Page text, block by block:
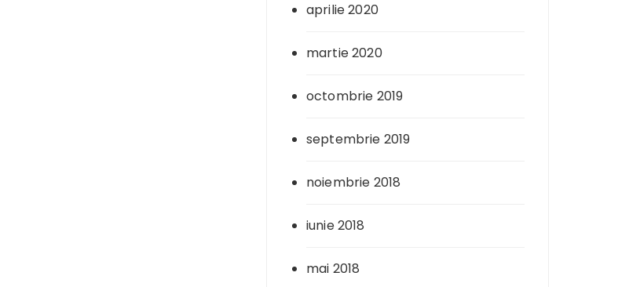
aprilie 2020
martie 2020
octombrie 2019
septembrie 2019
noiembrie 2018
iunie 2018
mai 2018